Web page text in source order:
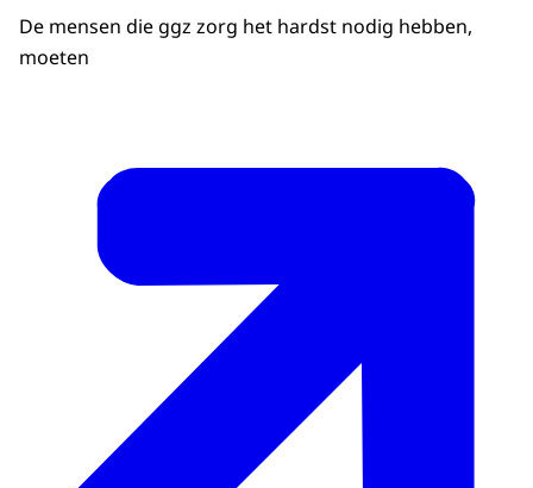
De mensen die ggz zorg het hardst nodig hebben,
moeten